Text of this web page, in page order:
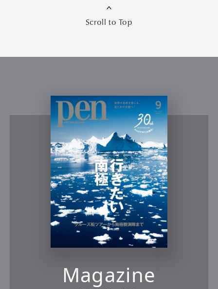
Scroll to Top
Magazine